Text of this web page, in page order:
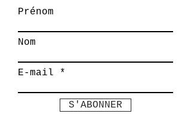
Prénom
Nom
E-mail
S'ABONNER